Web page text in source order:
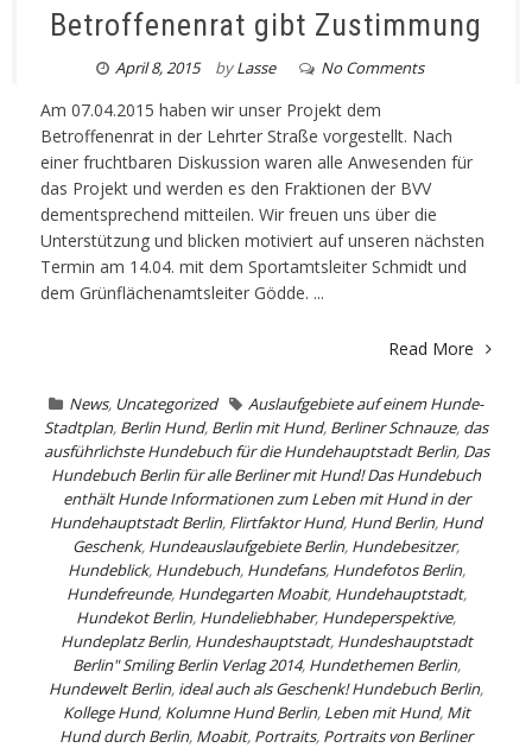
Betroffenenrat gibt Zustimmung
April 8, 2015 byLasse No Comments
Am 07.04.2015 haben wir unser Projekt dem
Betroffenenrat in der Lehrter Straße vorgestellt. Nach
einer fruchtbaren Diskussion waren alle Anwesenden für
das Projekt und werden es den Fraktionen der BVV
dementsprechend mitteilen. Wir freuen uns über die
Unterstützung und blicken motiviert auf unseren nächsten
Termin am 14.04. mit dem Sportamtsleiter Schmidt und
dem Grünflächenamtsleiter Gödde. ...
Read More
News, Uncategorized
Auslaufgebiete auf einem Hunde-
Stadtplan, Berlin Hund, Berlin mit Hund, Berliner Schnauze, das
ausführlichste Hundebuch für die Hundehauptstadt Berlin, Das
Hundebuch Berlin für alle Berliner mit Hund! Das Hundebuch
enthält Hunde Informationen zum Leben mit Hund in der
Hundehauptstadt Berlin, Flirtfaktor Hund, Hund Berlin, Hund
Geschenk, Hundeauslaufgebiete Berlin, Hundebesitzer,
Hundeblick, Hundebuch, Hundefans, Hundefotos Berlin,
Hundefreunde, Hundegarten Moabit, Hundehauptstadt,
Hundekot Berlin, Hundeliebhaber, Hundeperspektive,
Hundeplatz Berlin, Hundeshauptstadt, Hundeshauptstadt
Berlin" Smiling Berlin Verlag 2014, Hundethemen Berlin,
Hundewelt Berlin, ideal auch als Geschenk! Hundebuch Berlin,
Kollege Hund, Kolumne Hund Berlin, Leben mit Hund, Mit
Hund durch Berlin, Moabit, Portraits, Portraits von Berliner